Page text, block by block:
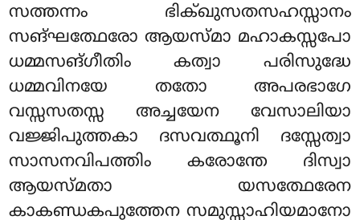
സത്തന്നം ഭിക്ഖുസതസഹസ്സാനം
സങ്ഘത്ഥേരോ ആയസ്മാ മഹാകസ്സപോ
ധമ്മസങ്ഗീതിം കത്വാ പരിസുദ്ധേ
ധമ്മവിനയേ തതോ അപരഭാഗേ
വസ്സസതസ്സ അച്ചയേന വേസാലിയാ
വജ്ജിപുത്തകാ ദസവത്ഥൂനി ദസ്സേത്വാ
സാസനവിപത്തിം കരോന്തേ ദിസ്വാ
ആയസ്മതാ യസത്ഥേരേന
കാകണ്ഡകപുത്തേന സമുസ്സാഹിയമാനോ